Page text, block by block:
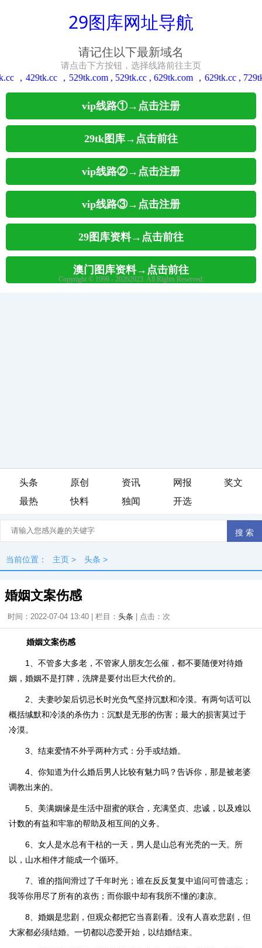
头条 原创 资讯 网报
奖文
最热
快料 独闻 开选
当前位置： 主页 > 头条 >
婚姻文案伤感
时间：2022-07-04 13:40 | 栏目： 头条 | 点击： 次
婚姻文案伤感
1、不管多大多老，不管家人朋友怎么催，都不要随便对待婚
姻，婚姻不是打牌，洗牌是要付出巨大代价的。
2、夫妻吵架后切忌长时光负气坚持沉默和冷漠。有两句话可以
概括缄默和冷淡的杀伤力：沉默是无形的伤害；最大的损害莫过于
冷漠。
3、结束爱情不外乎两种方式：分手或结婚。
4、你知道为什么婚后男人比较有魅力吗？告诉你，那是被老婆
调教出来的。
5、美满姻缘是生活中甜蜜的联合，充满坚贞、忠诚，以及难以
计数的有益和牢靠的帮助及相互间的义务。
6、女人是水总有干枯的一天，男人是山总有光秃的一天。所
以，山水相伴才能成一个循环。
7、谁的指间滑过了千年时光；谁在反反复复中追问可曾遗忘；
我等你用尽了所有的哀伤；而你眼中却有我所不懂的凄凉。
8、婚姻是悲剧，但观众都把它当喜剧看。没有人喜欢悲剧，但
大家都必须结婚。一切都以恋爱开始，以结婚结束。